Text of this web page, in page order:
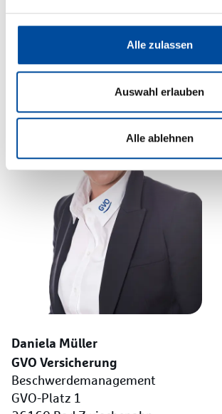
Alle zulassen
Auswahl erlauben
Alle ablehnen
unnötige Verzögerung.
Daniela Müller
GVO Versicherung
Beschwerdemanagement
GVO-Platz 1